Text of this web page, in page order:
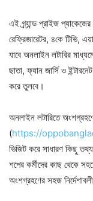
এই গ্র্যান্ড প্রাইজ
রেফ্রিজারেটর, ৪কে টিভি,
যাবে অনলাইন লটারির
ছাতা, ফ্যান জার্সি ও
করে তুলবে।
অনলাইন লটারিতে
(https://
ভিজিট করে সাধারণ কিছু
শপের কর্মীদের কাছ থেকে
অংশগ্রহণের সহজ